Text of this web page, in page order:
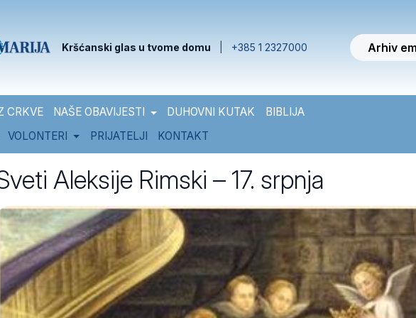
Kršćanski glas u tvome domu +385 1 2327000 Arhiv
CRKVE NAŠE OBAVIJESTI DUHOVNI KUTAK
BIBLIJA
VOLONTERI PRIJATELJI KONTAKT
Aleksije Rimski – 17. srpnja